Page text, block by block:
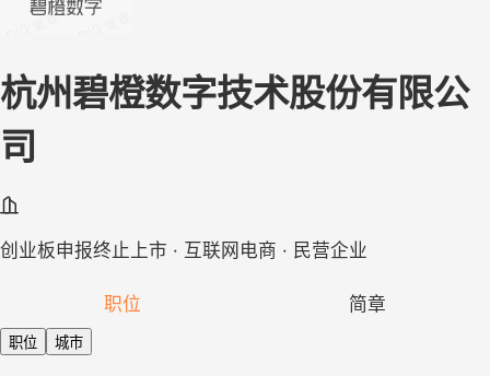
杭州碧橙数字技术股份有限公
司
创业板申报终止上市 · 互联网电商 · 民营企业
职位 简章
职位 城市